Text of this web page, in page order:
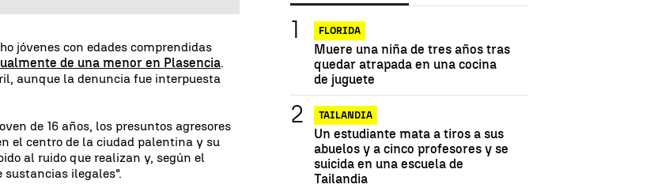
jóvenes con edades comprendidas
de una menor en Plasencia.
aunque la denuncia fue interpuesta
de 16 años, los presuntos agresores
el centro de la ciudad palentina y su
al ruido que realizan y, según el
sustancias ilegales".
FLORIDA
Muere una niña de tres años tras
quedar atrapada en una cocina
de juguete
TAILANDIA
Un estudiante mata a tiros a sus
abuelos y a cinco profesores y se
suicida en una escuela de
Tailandia